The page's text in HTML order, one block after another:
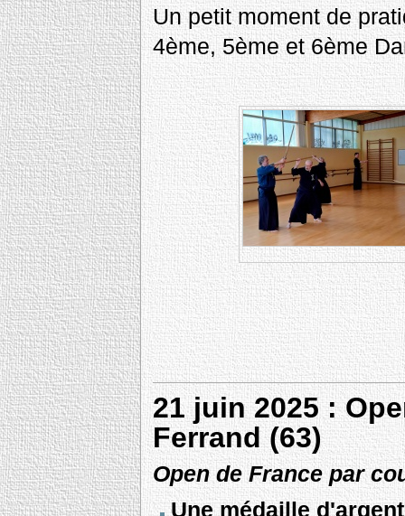
Un petit moment de
4ème, 5ème et 6ème
21 juin 2025 :
Ferrand (63)
Open de France par
Une médaille